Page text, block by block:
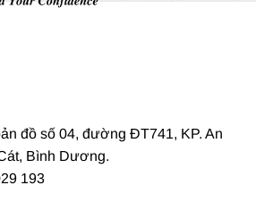
đồ số 04, đường ĐT741, KP. An
Bình Dương.
193